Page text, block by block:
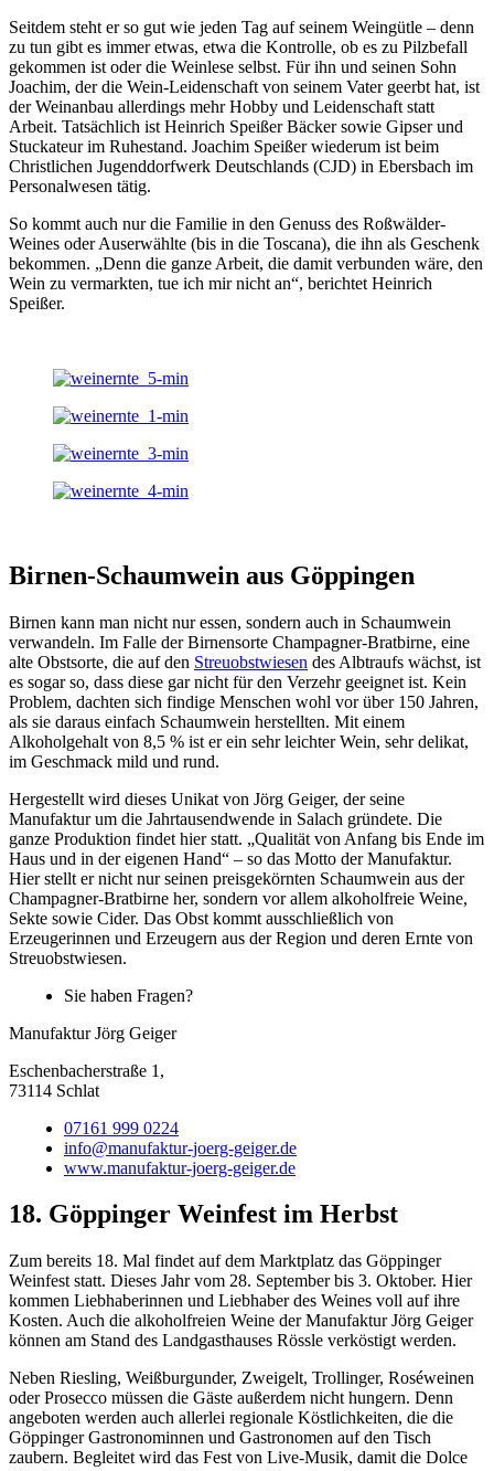
Seitdem steht er so gut wie jeden Tag auf seinem Weingütle – denn
zu tun gibt es immer etwas, etwa die Kontrolle, ob es zu Pilzbefall
gekommen ist oder die Weinlese selbst. Für ihn und seinen Sohn
Joachim, der die Wein-Leidenschaft von seinem Vater geerbt hat, ist
der Weinanbau allerdings mehr Hobby und Leidenschaft statt
Arbeit. Tatsächlich ist Heinrich Speißer Bäcker sowie Gipser und
Stuckateur im Ruhestand. Joachim Speißer wiederum ist beim
Christlichen Jugenddorfwerk Deutschlands (CJD) in Ebersbach im
Personalwesen tätig.
So kommt auch nur die Familie in den Genuss des Roßwälder-
Weines oder Auserwählte (bis in die Toscana), die ihn als Geschenk
bekommen. „Denn die ganze Arbeit, die damit verbunden wäre, den
Wein zu vermarkten, tue ich mir nicht an“, berichtet Heinrich
Speißer.
Birnen-Schaumwein aus Göppingen
Birnen kann man nicht nur essen, sondern auch in Schaumwein
verwandeln. Im Falle der Birnensorte Champagner-Bratbirne, eine
alte Obstsorte, die auf den Streuobstwiesen des Albtraufs wächst, ist
es sogar so, dass diese gar nicht für den Verzehr geeignet ist. Kein
Problem, dachten sich findige Menschen wohl vor über 150 Jahren,
als sie daraus einfach Schaumwein herstellten. Mit einem
Alkoholgehalt von 8,5 % ist er ein sehr leichter Wein, sehr delikat,
im Geschmack mild und rund.
Hergestellt wird dieses Unikat von Jörg Geiger, der seine
Manufaktur um die Jahrtausendwende in Salach gründete. Die
ganze Produktion findet hier statt. „Qualität von Anfang bis Ende im
Haus und in der eigenen Hand“ – so das Motto der Manufaktur.
Hier stellt er nicht nur seinen preisgekörnten Schaumwein aus der
Champagner-Bratbirne her, sondern vor allem alkoholfreie Weine,
Sekte sowie Cider. Das Obst kommt ausschließlich von
Erzeugerinnen und Erzeugern aus der Region und deren Ernte von
Streuobstwiesen.
Sie haben Fragen?
Manufaktur Jörg Geiger
Eschenbacherstraße 1,
73114 Schlat
07161 999 0224
info@manufaktur-joerg-geiger.de
www.manufaktur-joerg-geiger.de
18. Göppinger Weinfest im Herbst
Zum bereits 18. Mal findet auf dem Marktplatz das Göppinger
Weinfest statt. Dieses Jahr vom 28. September bis 3. Oktober. Hier
kommen Liebhaberinnen und Liebhaber des Weines voll auf ihre
Kosten. Auch die alkoholfreien Weine der Manufaktur Jörg Geiger
können am Stand des Landgasthauses Rössle verköstigt werden.
Neben Riesling, Weißburgunder, Zweigelt, Trollinger, Roséweinen
oder Prosecco müssen die Gäste außerdem nicht hungern. Denn
angeboten werden auch allerlei regionale Köstlichkeiten, die die
Göppinger Gastronominnen und Gastronomen auf den Tisch
zaubern. Begleitet wird das Fest von Live-Musik, damit die Dolce